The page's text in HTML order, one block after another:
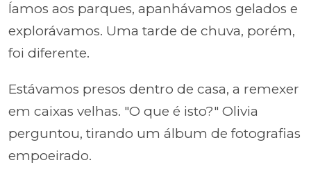
Íamos aos parques, apanhávamos gelados e
explorávamos. Uma tarde de chuva, porém,
foi diferente.
Estávamos presos dentro de casa, a remexer
em caixas velhas. "O que é isto?" Olivia
perguntou, tirando um álbum de fotografias
empoeirado.